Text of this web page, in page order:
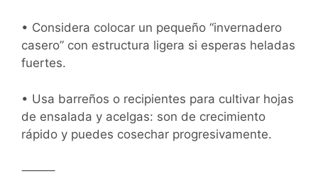
• Considera colocar un pequeño “invernadero
casero” con estructura ligera si esperas heladas
fuertes.
• Usa barreños o recipientes para cultivar hojas
de ensalada y acelgas: son de crecimiento
rápido y puedes cosechar progresivamente.
⸻